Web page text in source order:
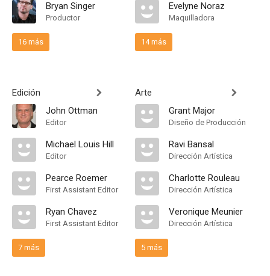
Bryan Singer
Productor
16 más
Edición
John Ottman
Editor
Michael Louis Hill
Editor
Pearce Roemer
First Assistant Editor
Ryan Chavez
First Assistant Editor
7 más
Evelyne Noraz
Maquilladora
14 más
Arte
Grant Major
Diseño de Producción
Ravi Bansal
Dirección Artística
Charlotte Rouleau
Dirección Artística
Veronique Meunier
Dirección Artística
5 más